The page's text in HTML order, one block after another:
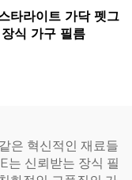
타라이트 가닥 펫그
장식 가구 필름
은 혁신적인 재료들
는 신뢰받는 장식 필